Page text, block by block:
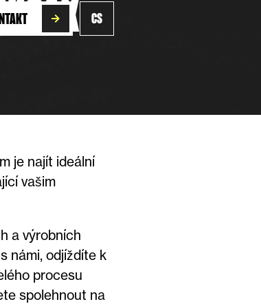
CS
je najít ideální
vašim
a výrobních
námi, odjíždíte k
procesu
spolehnout na